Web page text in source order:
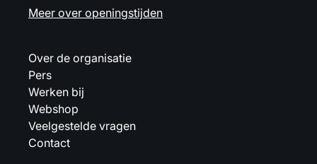
Meer over openingstijden
Over de organisatie
Pers
Werken bij
Webshop
Veelgestelde vragen
Contact